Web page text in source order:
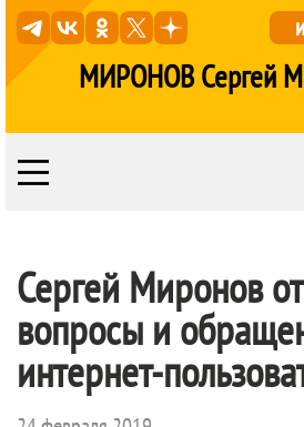
МИРОНОВ Сергей
Сергей Миронов
вопросы и
интернет-